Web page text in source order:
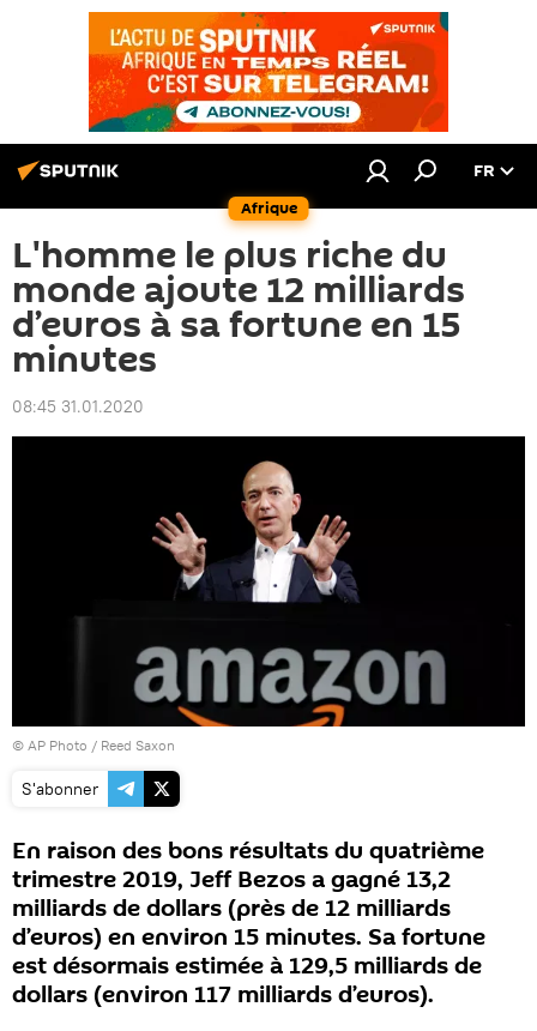
Afrique
FR
L'homme le plus riche du
monde ajoute 12 milliards
d’euros à sa fortune en 15
minutes
08:45 31.01.2020
© AP Photo / Reed Saxon
S'abonner
En raison des bons résultats du quatrième
trimestre 2019, Jeff Bezos a gagné 13,2
milliards de dollars (près de 12 milliards
d’euros) en environ 15 minutes. Sa fortune
est désormais estimée à 129,5 milliards de
dollars (environ 117 milliards d’euros).